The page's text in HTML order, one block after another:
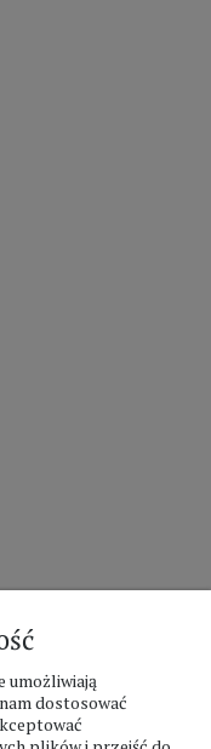
umożliwiają
dostosować